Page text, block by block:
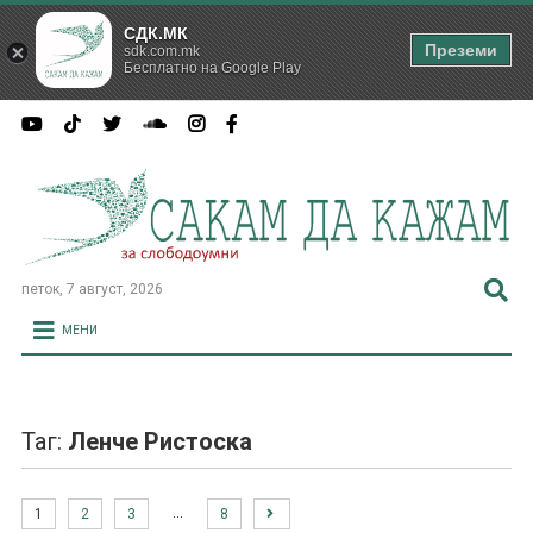
петок, 7 август, 2026
МЕНИ
Таг: Ленче Ристоска
1 2 3 8
СДК.МК
sdk.com.mk
Бесплатно на Google Play
Преземи